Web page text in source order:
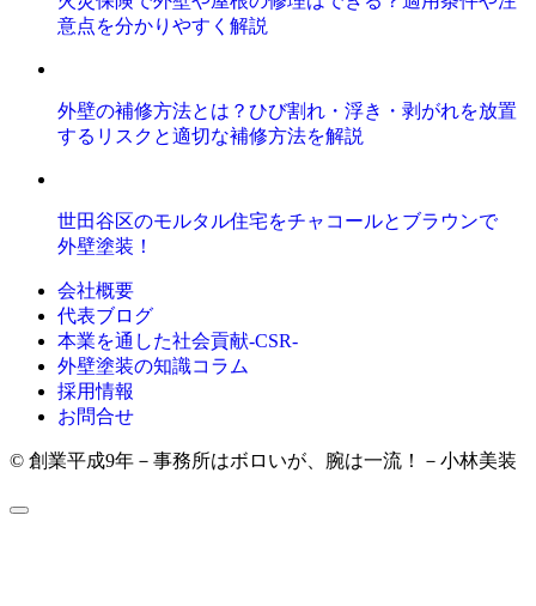
意点を分かりやすく解説
外壁の補修方法とは？ひび割れ・浮き・剥がれを放置
するリスクと適切な補修方法を解説
世田谷区のモルタル住宅をチャコールとブラウンで
外壁塗装！
会社概要
代表ブログ
本業を通した社会貢献-CSR-
外壁塗装の知識コラム
採用情報
お問合せ
© 創業平成9年－事務所はボロいが、腕は一流！－小林美装